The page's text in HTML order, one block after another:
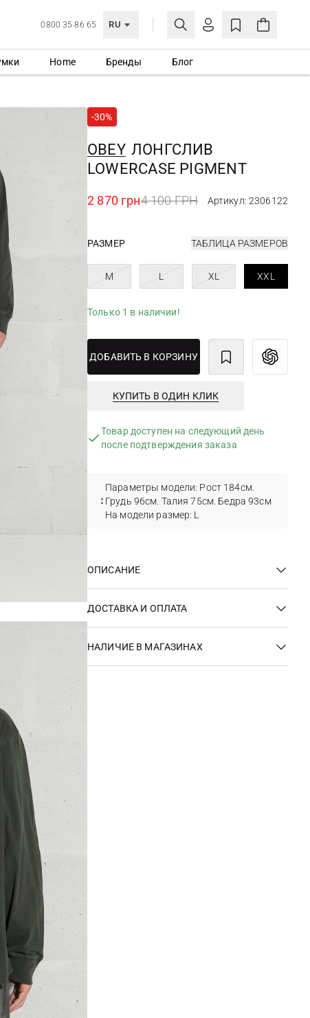
0800 35 86 65 RU
ЛИЧНЫЙ КАБИНЕТ
СОЗДАТЬ УЧЕТНУЮ ЗАПИСЬ
Home Бренды Блог
-30%
OBEY ЛОНГСЛИВ
LOWERCASE PIGMENT
2 870 грн4 100 ГРН Артикул: 2306122
РАЗМЕР ТАБЛИЦА РАЗМЕРОВ
M L XL XXL
Только 1 в наличии!
ДОБАВИТЬ В КОРЗИНУ
КУПИТЬ В ОДИН КЛИК
Товар доступен на следующий день
после подтверждения заказа
Параметры модели: Рост 184см.
Грудь 96см. Талия 75см. Бедра 93см
На модели размер: L
ОПИСАНИЕ
ДОСТАВКА И ОПЛАТА
НАЛИЧИЕ В МАГАЗИНАХ